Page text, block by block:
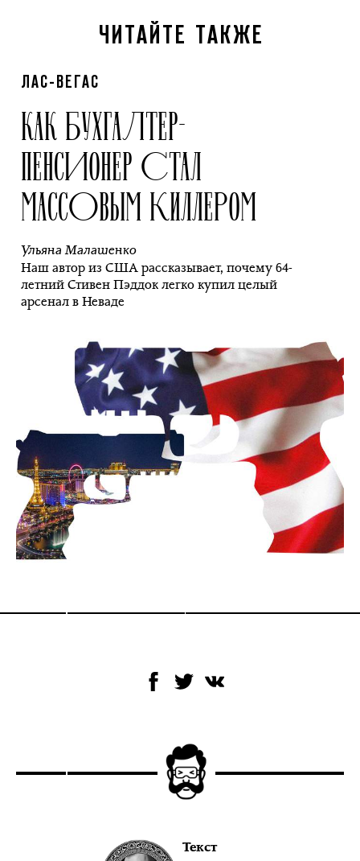
ЧИТАЙТЕ ТАКЖЕ
ЛАС-ВЕГАС
КАК БУХГАЛТЕР-
ПЕНСИОНЕР СТАЛ
МАССОВЫМ КИЛЛЕРОМ
Ульяна Малашенко
Наш автор из США рассказывает, почему 64-
летний Стивен Пэддок легко купил целый
арсенал в Неваде
Текст